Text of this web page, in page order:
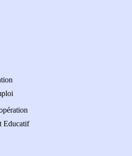
Educatif